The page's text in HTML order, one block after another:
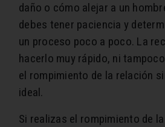
daño o cómo alejar a un
debes tener paciencia y
un proceso poco a poco. La
hacerlo muy rápido, ni
el rompimiento de la relación
ideal.
Si realizas el rompimiento de